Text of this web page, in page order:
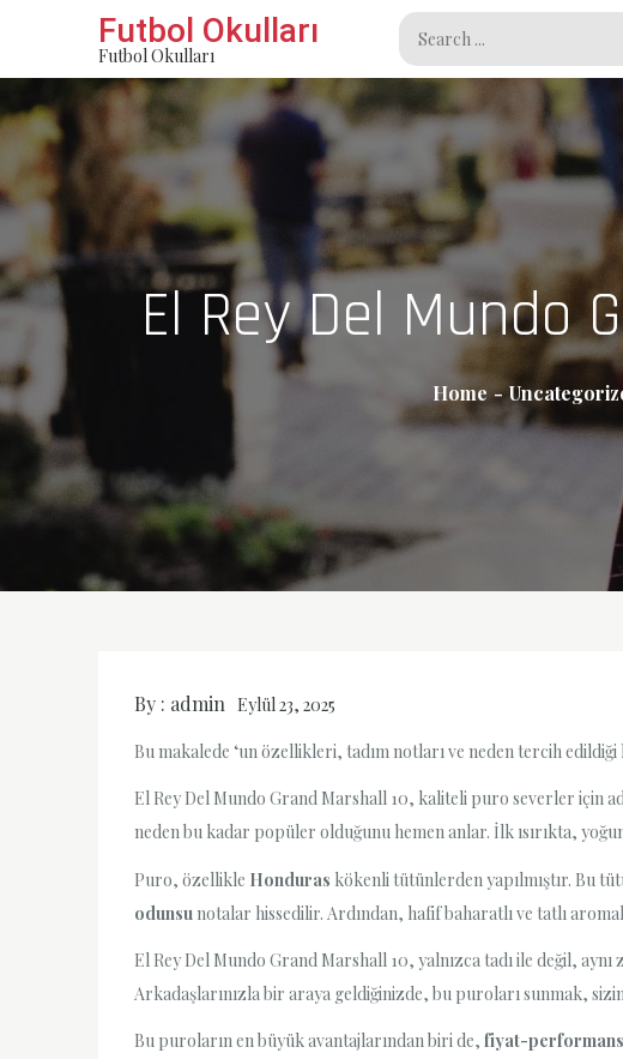
content
Futbol Okulları
Futbol Okulları
Search
for:
El Rey Del Mundo
Home
By : admin Eylül 23, 2025
Bu makalede ‘un özellikleri, tadım notları ve neden tercih
El Rey Del Mundo Grand Marshall 10, kaliteli puro severler için
neden bu kadar popüler olduğunu hemen anlar. İlk ısırıkta,
Puro, özellikle Honduras kökenli tütünlerden yapılmıştır. Bu
odunsu notalar hissedilir. Ardından, hafif baharatlı ve tatlı
El Rey Del Mundo Grand Marshall 10, yalnızca tadı ile değil,
Arkadaşlarınızla bir araya geldiğinizde, bu puroları sunmak,
Bu puroların en büyük avantajlarından biri de, fiyat-performans